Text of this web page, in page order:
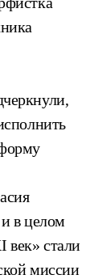
в целом
век» стали
миссии